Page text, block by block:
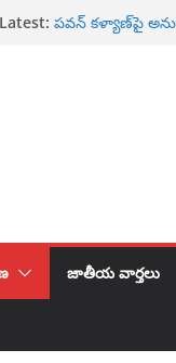
Latest: పారిశ్రామిక వ్యాపార
ఉప ముఖ్యమంత్రి
కాటలినా ప్రొడక్షన్
కోటి రూపాయలు
జాతీయ వార్తలు